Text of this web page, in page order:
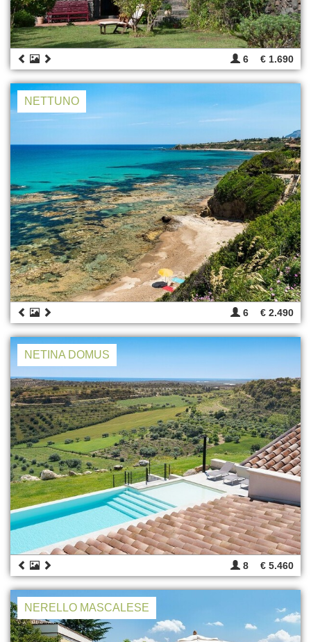
6 € 1.690
NETTUNO
6 € 2.490
NETINA DOMUS
8 € 5.460
NERELLO MASCALESE